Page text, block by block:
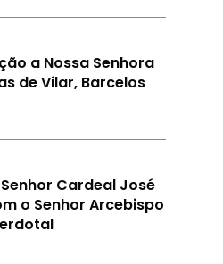
a Nossa Senhora
de Vilar, Barcelos
Cardeal José
o Senhor Arcebispo